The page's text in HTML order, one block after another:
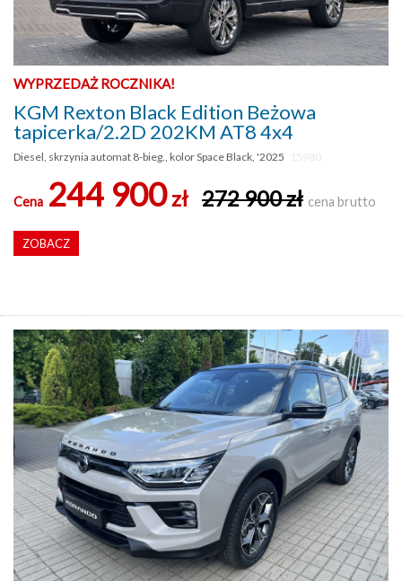
WYPRZEDAŻ ROCZNIKA!
KGM Rexton Black Edition Beżowa
tapicerka/2.2D 202KM AT8 4x4
Diesel, skrzynia automat 8-bieg., kolor Space Black, '2025
Cena 244 900zł 272 900 zł cena brutto
ZOBACZ